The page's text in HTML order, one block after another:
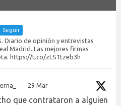
Seguir
Diario de opinión y entrevistas
Madrid. Las mejores firmas
https://t.co/zLS1tzeb3h
· 29 Mar
que contrataron a alguien